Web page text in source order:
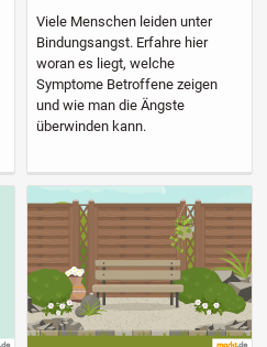
Viele Menschen leiden unter
Bindungsangst. Erfahre hier
woran es liegt, welche
Symptome Betroffene zeigen
und wie man die Ängste
überwinden kann.